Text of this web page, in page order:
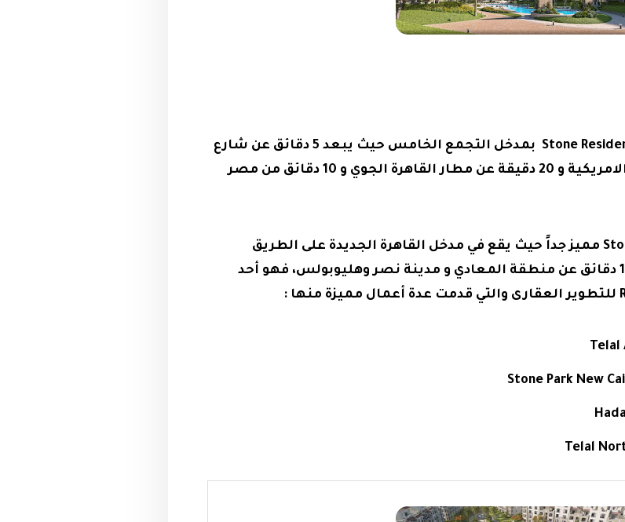
يقع كومباوند ستون ريزيدنس Stone Residence بمدخل التجمع الخامس حيث يبعد 5 دقائق عن شارع
التسعين و 15 دقيقة عن الجامعة الامريكية و 20 دقيقة عن مطار القاهرة الجوي و 10 دقائق من مصر
ويعتبر موقع كمبوند Stone Residence مميز جداً حيث يقع في مدخل القاهرة الجديدة على الطريق
الدائري مباشرة، ويبعد بمسافة 10 دقائق عن منطقة المعادي و مدينة نصر وهليوبولس، فهو أحد